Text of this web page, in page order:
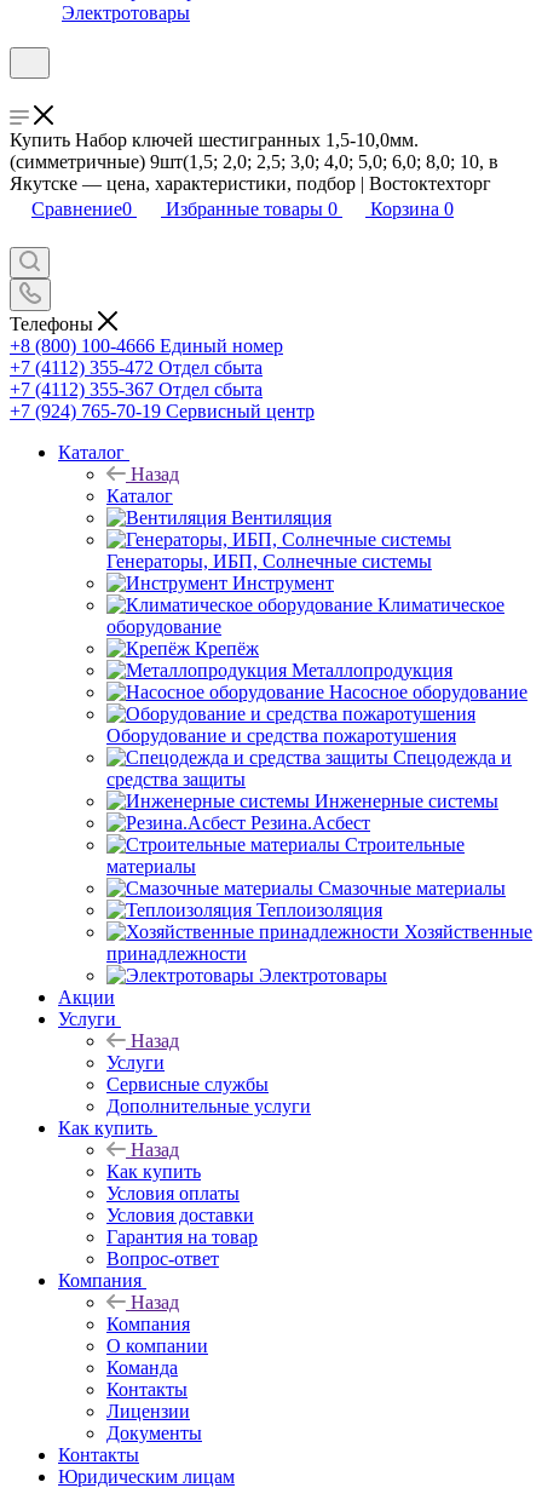
Электротовары
Купить Набор ключей шестигранных 1,5-10,0мм.
(симметричные) 9шт(1,5; 2,0; 2,5; 3,0; 4,0; 5,0; 6,0; 8,0; 10, в
Якутске — цена, характеристики, подбор | Востоктехторг
Сравнение0 Избранные товары 0 Корзина 0
Телефоны
+8 (800) 100-4666 Единый номер
+7 (4112) 355-472 Отдел сбыта
+7 (4112) 355-367 Отдел сбыта
+7 (924) 765-70-19 Сервисный центр
Каталог
Назад
Каталог
Вентиляция
Генераторы, ИБП, Солнечные системы
Инструмент
Климатическое
оборудование
Крепёж
Металлопродукция
Насосное оборудование
Оборудование и средства пожаротушения
Спецодежда и
средства защиты
Инженерные системы
Резина.Асбест
Строительные
материалы
Смазочные материалы
Теплоизоляция
Хозяйственные
принадлежности
Электротовары
Акции
Услуги
Назад
Услуги
Сервисные службы
Дополнительные услуги
Как купить
Назад
Как купить
Условия оплаты
Условия доставки
Гарантия на товар
Вопрос-ответ
Компания
Назад
Компания
О компании
Команда
Контакты
Лицензии
Документы
Контакты
Юридическим лицам